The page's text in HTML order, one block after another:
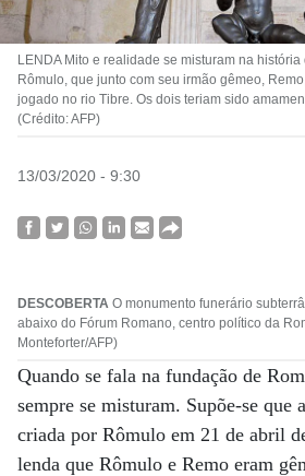
LENDA Mito e realidade se misturam na
Rômulo, que junto com seu irmão gêmeo,
jogado no rio Tibre. Os dois teriam sido
(Crédito: AFP)
13/03/2020 - 9:30
DESCOBERTA O monumento funerário
abaixo do Fórum Romano, centro político da
Monteforter/AFP)
Quando se fala na fundação de
sempre se misturam. Supõe-se que
criada por Rômulo em 21 de abril
lenda que Rômulo e Remo eram